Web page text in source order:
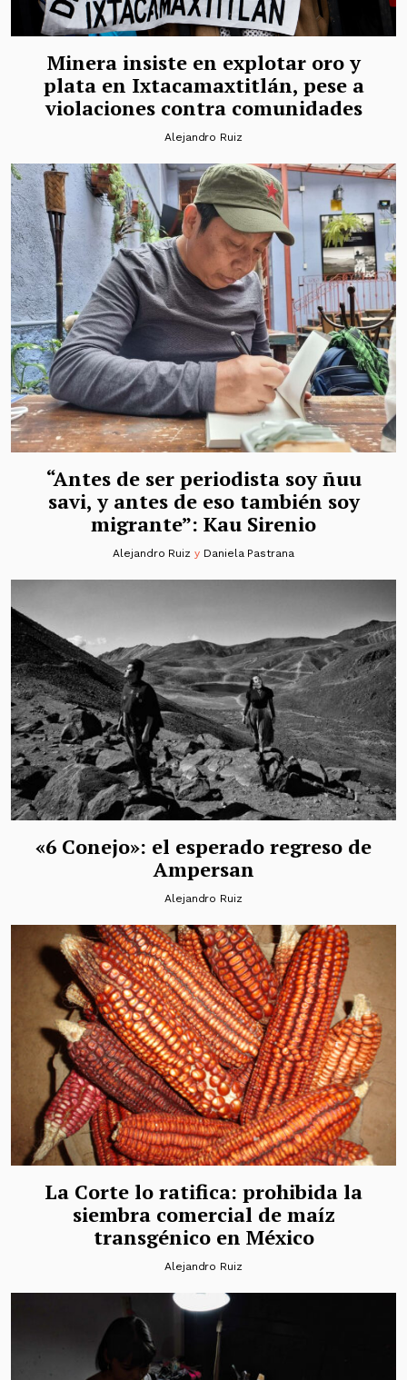
Minera insiste en explotar oro y
plata en Ixtacamaxtitlán, pese a
violaciones contra comunidades
Alejandro Ruiz
“Antes de ser periodista soy ñuu
savi, y antes de eso también soy
migrante”: Kau Sirenio
Alejandro Ruiz y Daniela Pastrana
«6 Conejo»: el esperado regreso de
Ampersan
Alejandro Ruiz
La Corte lo ratifica: prohibida la
siembra comercial de maíz
transgénico en México
Alejandro Ruiz